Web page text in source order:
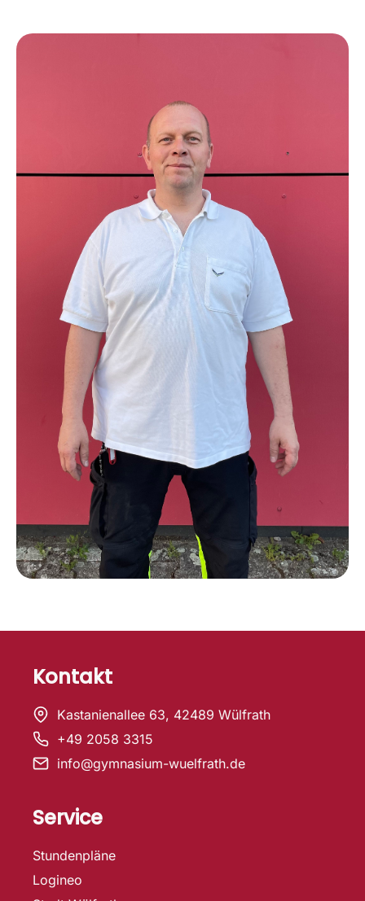
Kontakt
Kastanienallee 63, 42489 Wülfrath
+49 2058 3315
info@gymnasium-wuelfrath.de
Service
Stundenpläne
Logineo